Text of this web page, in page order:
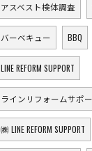
アスベスト検体調査
バーベキュー BBQ
LINE REFORM SUPPORT
ラインリフォームサポ
㈱ LINE REFORM SUPPORT